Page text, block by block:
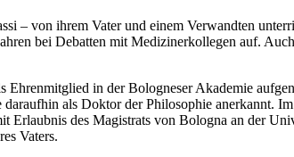
– von ihrem Vater und einem Verwandten
bei Debatten mit Medizinerkollegen auf.
in der Bologneser Akademie
als Doktor der Philosophie anerkannt.
Erlaubnis des Magistrats von Bologna an der
Vaters.